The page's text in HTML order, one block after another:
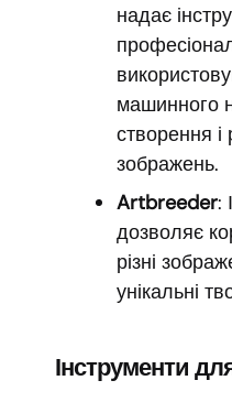
надає
машинного
створення і
зображень.
Artbreeder:
дозволяє
різні
унікальні
Інструменти